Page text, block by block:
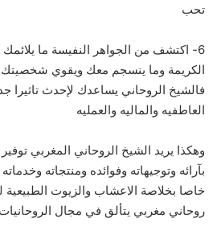
تحب
6- اكتشف من الجواهر النفيسة ما
الكريمة وما ينسجم معك ويقوي شخصيتك
فالشيخ الروحاني يساعدك لإحدث تاثيرا
العاطفيه والماليه والعمليه
وهكذا يريد الشيخ الروحاني المغربي
بآرائه وتوجيهاته وفوائده ومنتجاته
خاصا بخلاصة الاعشاب والزيوت
روحاني مغربي يتألق في مجال الروحانيات